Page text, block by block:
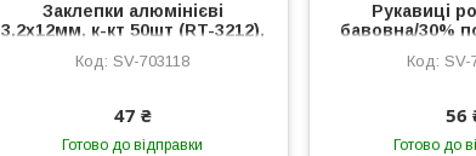
Заклепки алюмінієві
3,2х12мм, к-кт 50шт (RT-3212),
703118
SV-703118
47 ₴
Готово до відправки
Рукавиці
бавовна/30%
синя ПВХ
SV-
56
Готово до